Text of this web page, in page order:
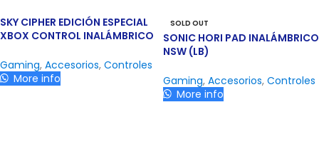
SKY CIPHER EDICIÓN ESPECIAL
XBOX CONTROL INALÁMBRICO
Gaming, Accesorios, Controles
More info
SOLD OUT
SONIC HORI PAD INALÁMBRICO
NSW (LB)
Gaming, Accesorios, Controles
More info